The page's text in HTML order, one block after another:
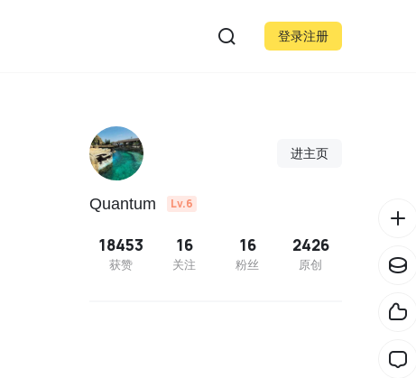
登录注册
进主页
Quantum Lv.6
18453
获赞
16
关注
16
粉丝
2426
原创